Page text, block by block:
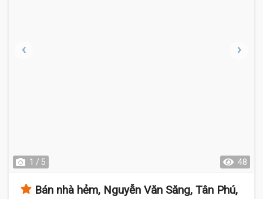
1 / 5 48
Bán nhà hẻm, Nguyễn Văn Săng, Tân Phú,